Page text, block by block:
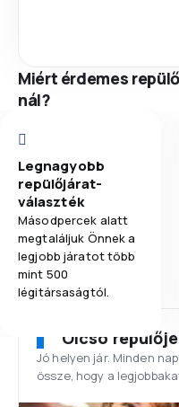
Miért érdemes
nál?
Legnagyobb
repülőjárat-
választék
Másodpercek alatt
megtaláljuk Önnek a
legjobb járatot több
mint 500
légitársaságtól.
Olcsó
Jó helyen jár. Minden
össze, hogy a